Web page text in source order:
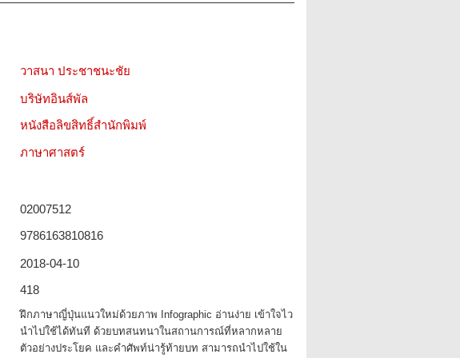
วาสนา ประชาชนะชัย
บริษัทอินส์พัล
หนังสือลิขสิทธิ์สำนักพิมพ์
ภาษาศาสตร์
02007512
9786163810816
2018-04-10
418
ฝึกภาษาญี่ปุ่นแนวใหม่ด้วยภาพ Infographic อ่านง่าย เข้าใจไว
นำไปใช้ได้ทันที ด้วยบทสนทนาในสถานการณ์ที่หลากหลาย
ตัวอย่างประโยค และคำศัพท์น่ารู้ท้ายบท สามารถนำไปใช้ใน